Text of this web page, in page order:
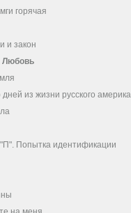
горячая
и закон
Любовь
дней из жизни русского
Попытка идентификации